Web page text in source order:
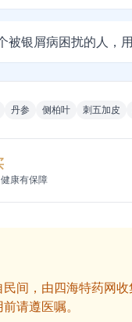
被银屑病困扰的人，
丹参 侧柏叶 刺五加皮
康有保障
民间，由四海特药网
请遵医嘱。